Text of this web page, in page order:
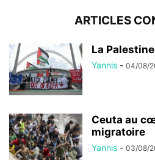
ARTICLES
La
Yannis - 04/08/
Ceuta au
migratoire
Yannis - 03/08/